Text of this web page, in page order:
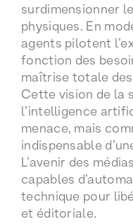
surdimensionner
physiques. En
agents pilotent
fonction des
maîtrise totale
Cette vision de la
l’intelligence
menace, mais
indispensable
L’avenir des
capables
technique pour
et éditoriale.